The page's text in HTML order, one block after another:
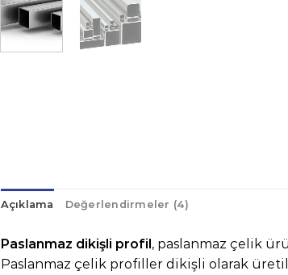
Açıklama Değerlendirmeler (4)
Paslanmaz dikişli profil, paslanmaz çelik
Paslanmaz çelik profiller dikişli olarak